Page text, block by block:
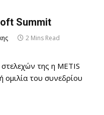
Summit
2 Mins Read
της η METIS
ομιλία του συνεδρίου